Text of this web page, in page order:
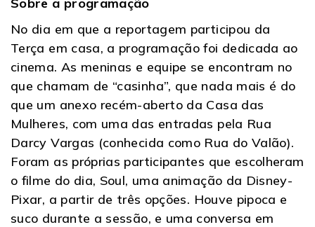
No dia em que a reportagem participou da
Terça em casa, a programação foi dedicada ao
cinema. As meninas e equipe se encontram no
que chamam de “casinha”, que nada mais é do
que um anexo recém-aberto da Casa das
Mulheres, com uma das entradas pela Rua
Darcy Vargas (conhecida como Rua do Valão).
Foram as próprias participantes que escolheram
o filme do dia, Soul, uma animação da Disney-
Pixar, a partir de três opções. Houve pipoca e
suco durante a sessão, e uma conversa em